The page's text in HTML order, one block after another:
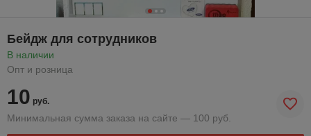
Бейдж для сотрудников
В наличии
Опт и розница
10 руб.
Минимальная сумма заказа на сайте — 100 руб.